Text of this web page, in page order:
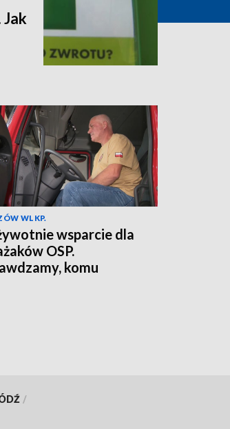
WLKP.
wsparcie dla
OSP.
komu
/